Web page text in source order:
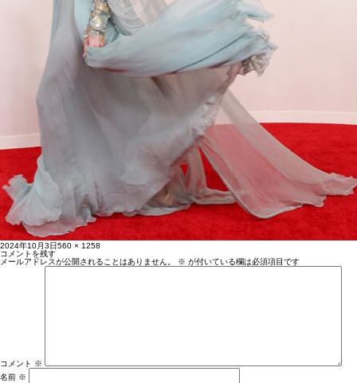
投
稿
日:
2024年10月3日フ
サ
イ
560 × 1258
コメントを残す
メールアドレスが公開されることはありません。
※ が付いている欄は必須項目です
コメント ※
名前 ※